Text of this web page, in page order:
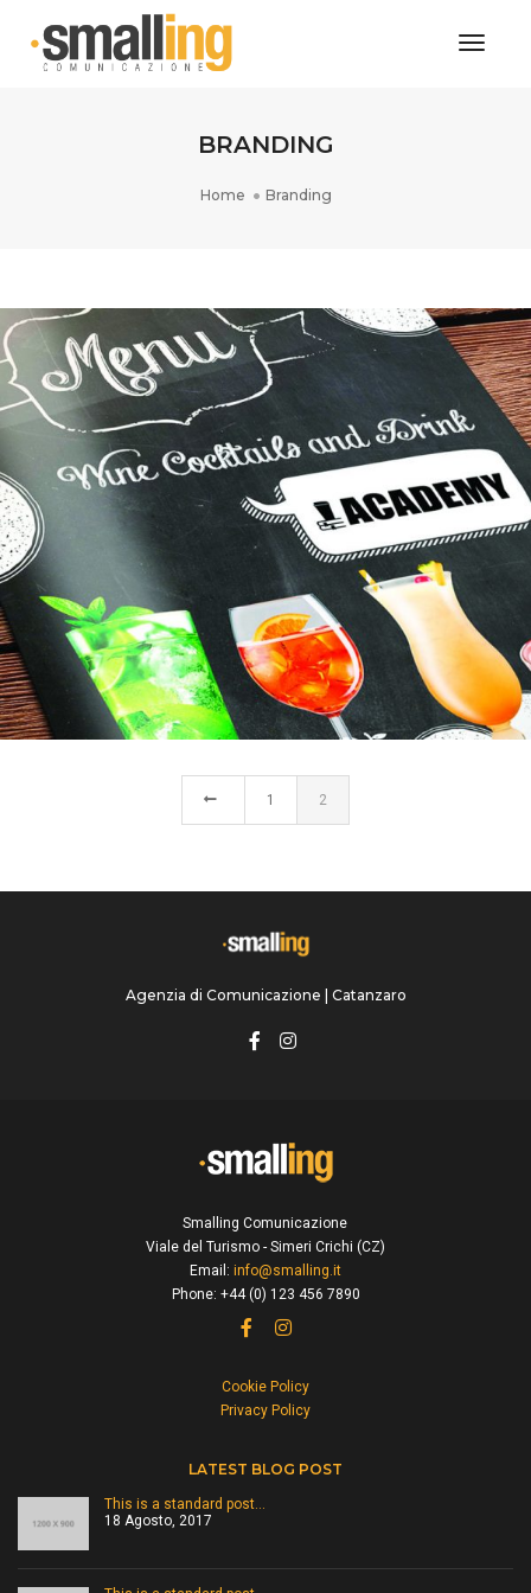
BRANDING
Home Branding
ISOC ACADEMY
1 2
Agenzia di Comunicazione | Catanzaro
Smalling Comunicazione
Viale del Turismo - Simeri Crichi (CZ)
Email: info@smalling.it
Phone: +44 (0) 123 456 7890
Cookie Policy
Privacy Policy
LATEST BLOG POST
This is a standard post…
18 Agosto, 2017